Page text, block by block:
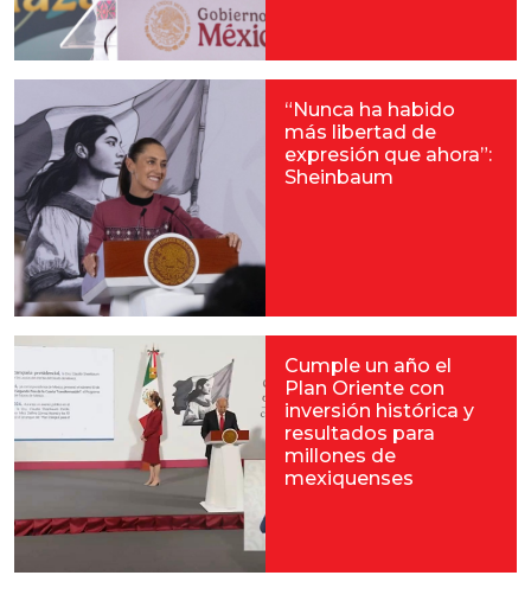
“Nunca ha habido
más libertad de
expresión que ahora”:
Sheinbaum
Cumple un año el
Plan Oriente con
inversión histórica y
resultados para
millones de
mexiquenses